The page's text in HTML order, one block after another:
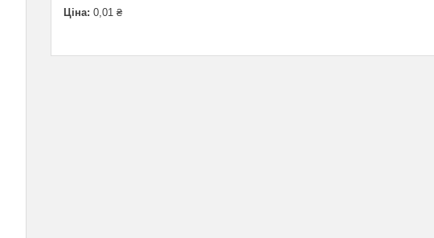
Ціна: 0,01 ₴